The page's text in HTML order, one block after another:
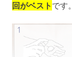
回がベスト です。